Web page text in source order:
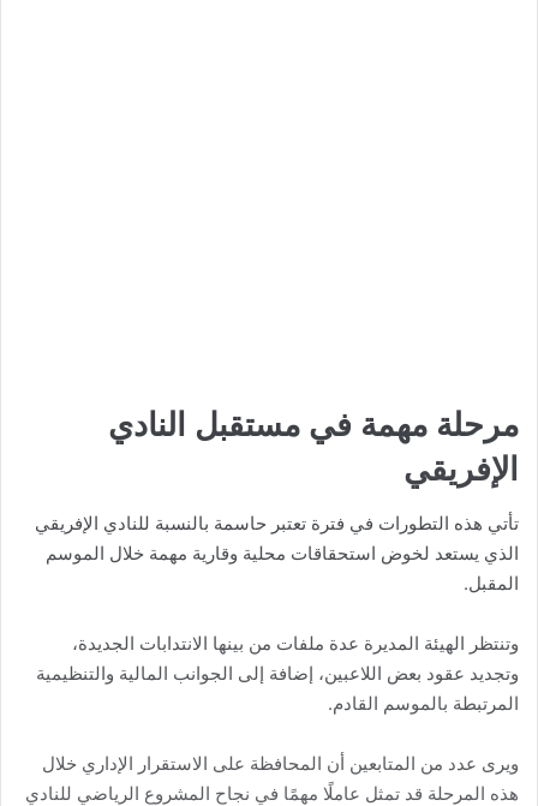
مرحلة مهمة في مستقبل النادي
الإفريقي
تأتي هذه التطورات في فترة تعتبر حاسمة بالنسبة للنادي الإفريقي
الذي يستعد لخوض استحقاقات محلية وقارية مهمة خلال الموسم
المقبل.
وتنتظر الهيئة المديرة عدة ملفات من بينها الانتدابات الجديدة،
وتجديد عقود بعض اللاعبين، إضافة إلى الجوانب المالية والتنظيمية
المرتبطة بالموسم القادم.
ويرى عدد من المتابعين أن المحافظة على الاستقرار الإداري خلال
هذه المرحلة قد تمثل عاملًا مهمًا في نجاح المشروع الرياضي للنادي